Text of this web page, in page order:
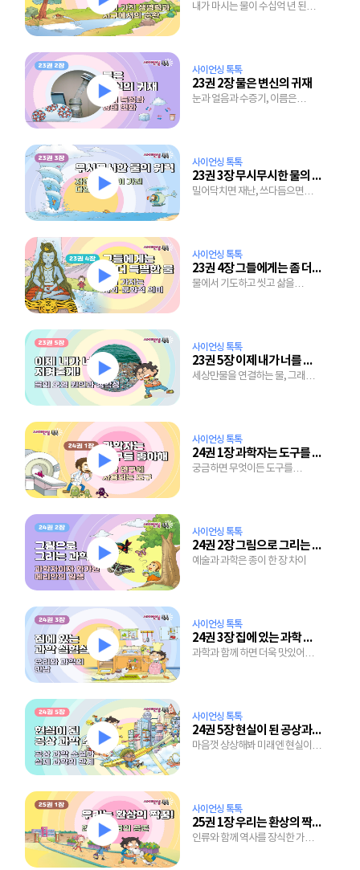
내가 마시는 물이 수십억 년 된
사이언싱 톡톡
23권 2장 물은 변신의 귀재
눈과 얼음과 수증기, 이름은
사이언싱 톡톡
23권 3장 무시무시한 물의 위력
밀어닥치면 재난, 쓰다듬으면
사이언싱 톡톡
23권 4장 그들에게는 좀 더 특별한 물
물에서 기도하고 씻고 삶을
사이언싱 톡톡
23권 5장 이제 내가 너를 지켜줄게
세상만물을 연결하는 물, 그래서
사이언싱 톡톡
24권 1장 과학자는 도구를 좋아해
궁금하면 무엇이든 도구를
사이언싱 톡톡
24권 2장 그림으로 그리는 과학
예술과 과학은 종이 한 장 차이
사이언싱 톡톡
24권 3장 집에 있는 과학 실험실, 부엌
과학과 함께 하면 더욱 맛있어지는
사이언싱 톡톡
24권 5장 현실이 된 공상과학 소설
마음껏 상상해봐 미래엔 현실이
사이언싱 톡톡
25권 1장 우리는 환상의 짝꿍!
인류와 함께 역사를 장식한 가축